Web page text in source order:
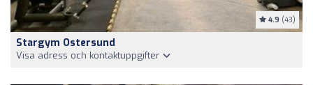
4.9 (43)
Stargym Ostersund
Visa adress och kontaktuppgifter